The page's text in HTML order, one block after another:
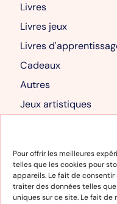
Pour offrir les meilleures
telles que les cookies pour
appareils. Le fait de
traiter des données telles
uniques sur ce site. Le fait de
Livres
Livres jeux
Livres
Cadeaux
Autres
Jeux artistiques
Mon compte
Mon compte
Panier